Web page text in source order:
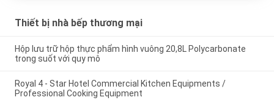
Thiết bị nhà bếp thương mại
Hộp lưu trữ hộp thực phẩm hình vuông 20,8L Polycarbonate
trong suốt với quy mô
Royal 4 - Star Hotel Commercial Kitchen Equipments /
Professional Cooking Equipment